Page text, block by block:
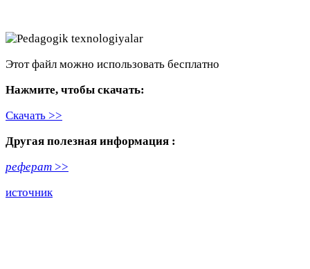
Этот файл можно использовать бесплатно
Нажмите, чтобы скачать:
Скачать >>
Другая полезная информация :
реферат >>
источник